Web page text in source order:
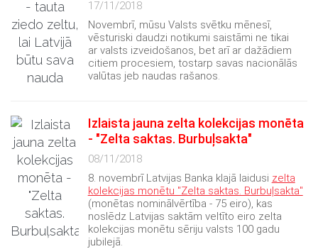
17/11/2018
Novembrī, mūsu Valsts svētku mēnesī,
vēsturiski daudzi notikumi saistāmi ne tikai
ar valsts izveidošanos, bet arī ar dažādiem
citiem procesiem, tostarp savas nacionālās
valūtas jeb naudas rašanos.
Izlaista jauna zelta kolekcijas monēta
- "Zelta saktas. Burbuļsakta"
08/11/2018
8. novembrī Latvijas Banka klajā laidusi zelta
kolekcijas monētu "Zelta saktas. Burbuļsakta"
(monētas nominālvērtība - 75 eiro), kas
noslēdz Latvijas saktām veltīto eiro zelta
kolekcijas monētu sēriju valsts 100 gadu
jubilejā.